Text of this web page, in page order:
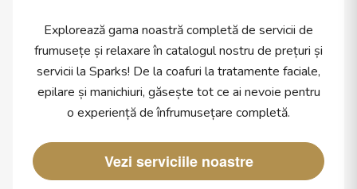
Explorează gama noastră completă de servicii de
frumusețe și relaxare în catalogul nostru de prețuri și
servicii la Sparks! De la coafuri la tratamente faciale,
epilare și manichiuri, găsește tot ce ai nevoie pentru
o experiență de înfrumusețare completă.
Vezi serviciile noastre